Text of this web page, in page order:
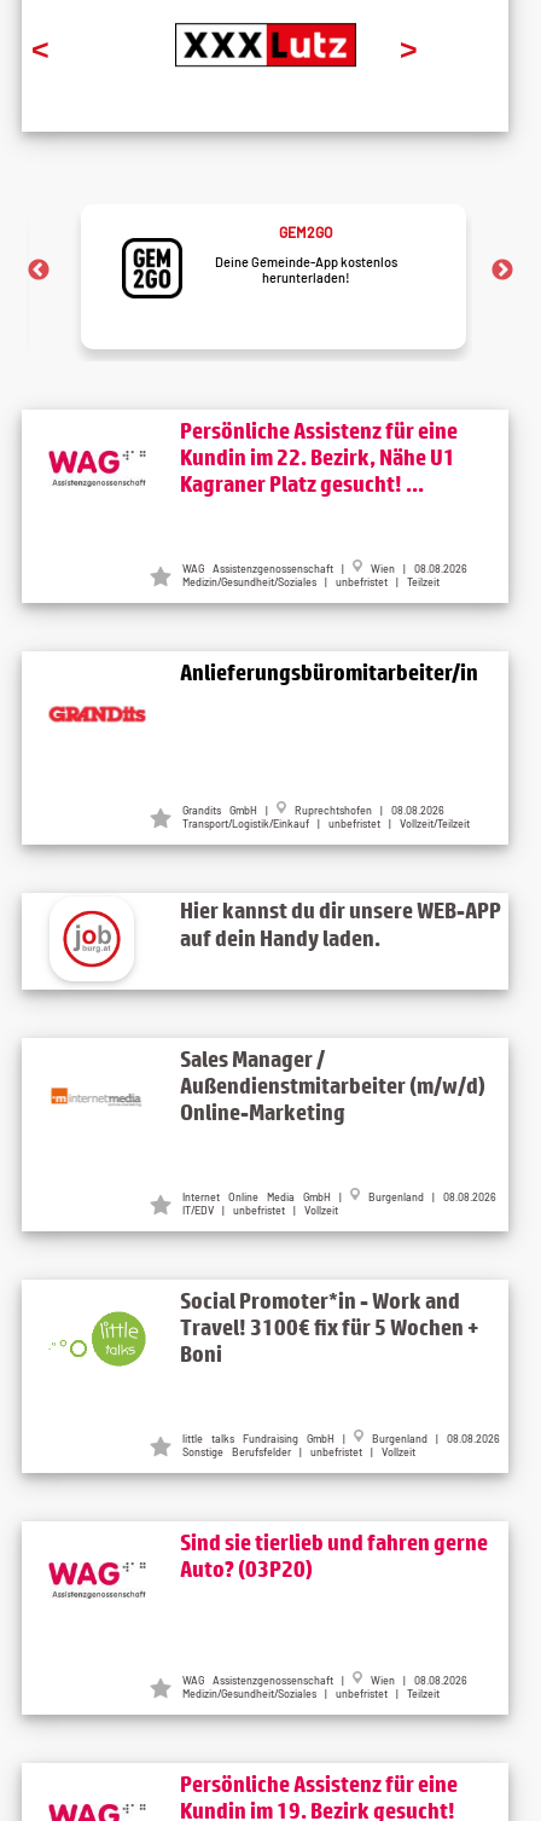
< >
GEM2GO
Deine Gemeinde-App kostenlos
herunterladen!
Persönliche Assistenz für eine
Kundin im 22. Bezirk, Nähe U1
Kagraner Platz gesucht! ...
WAG Assistenzgenossenschaft | Wien | 08.08.2026
Medizin/Gesundheit/Soziales | unbefristet | Teilzeit
Anlieferungsbüromitarbeiter/in
Grandits GmbH | Ruprechtshofen | 08.08.2026
Transport/Logistik/Einkauf | unbefristet | Vollzeit/Teilzeit
Hier kannst du dir unsere WEB-APP
auf dein Handy laden.
Sales Manager /
Außendienstmitarbeiter (m/w/d)
Online-Marketing
Internet Online Media GmbH | Burgenland | 08.08.2026
IT/EDV | unbefristet | Vollzeit
Social Promoter*in - Work and
Travel! 3100€ fix für 5 Wochen +
Boni
little talks Fundraising GmbH | Burgenland | 08.08.2026
Sonstige Berufsfelder | unbefristet | Vollzeit
Sind sie tierlieb und fahren gerne
Auto? (03P20)
WAG Assistenzgenossenschaft | Wien | 08.08.2026
Medizin/Gesundheit/Soziales | unbefristet | Teilzeit
Persönliche Assistenz für eine
Kundin im 19. Bezirk gesucht!